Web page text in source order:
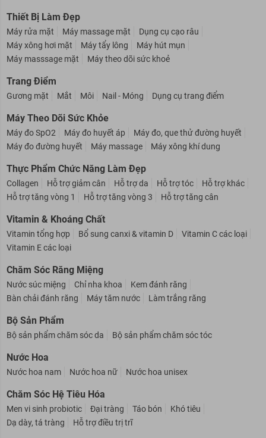
Thiết Bị Làm Đẹp
Máy rửa mặt Máy massage mặt
Dụng cụ cạo râu
Máy xông hơi mặt
Máy tẩy lông
Máy hút mụn
Máy masssage mặt
Máy theo dõi sức khoẻ
Trang Điểm
Gương mặt Mắt Môi Nail - Móng Dụng cụ trang điểm
Máy Theo Dõi Sức Khỏe
Máy đo SpO2 Máy đo huyết áp
Máy đo, que thử đường huyết
Máy đo đường huyết
Máy massage Máy xông khí dung
Thực Phẩm Chức Năng Làm Đẹp
Collagen Hỗ trợ giảm cân Hỗ trợ da Hỗ trợ tóc
Hỗ trợ khác
Hỗ trợ tăng vòng 1
Hỗ trợ tăng vòng 3 Hỗ trợ tăng cân
Vitamin & Khoáng Chất
Vitamin tổng hợp Bổ sung canxi & vitamin D
Vitamin C các loại
Vitamin E các loại
Chăm Sóc Răng Miệng
Nước súc miệng Chỉ nha khoa
Kem đánh răng
Bàn chải đánh răng
Máy tăm nước Làm trắng răng
Bộ Sản Phẩm
Bộ sản phẩm chăm sóc da Bộ sản phẩm chăm sóc tóc
Nước Hoa
Nước hoa nam Nước hoa nữ Nước hoa unisex
Chăm Sóc Hệ Tiêu Hóa
Men vi sinh probiotic Đại tràng Táo bón
Khó tiêu
Dạ dày, tá tràng
Hỗ trợ điều trị trĩ